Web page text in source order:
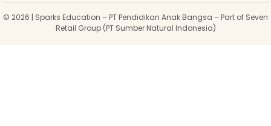
© 2026 | Sparks Education – PT Pendidikan Anak Bangsa – Part of Seven
Retail Group (PT Sumber Natural Indonesia)